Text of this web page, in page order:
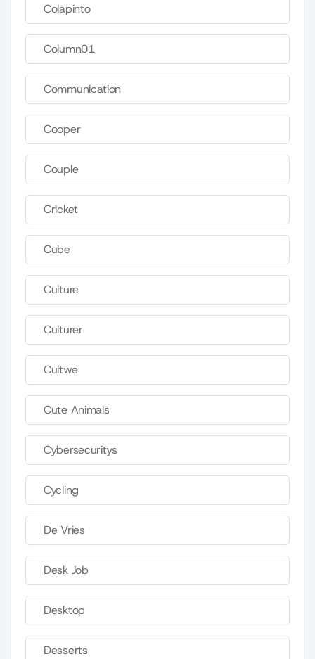
Colapinto
Column01
Communication
Cooper
Couple
Cricket
Cube
Culture
Culturer
Cultwe
Cute Animals
Cybersecuritys
Cycling
De Vries
Desk Job
Desktop
Desserts